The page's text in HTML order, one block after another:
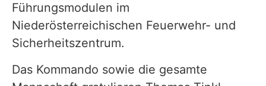
Führungsmodulen im
Niederösterreichischen Feuerwehr- und
Sicherheitszentrum.
Das Kommando sowie die gesamte